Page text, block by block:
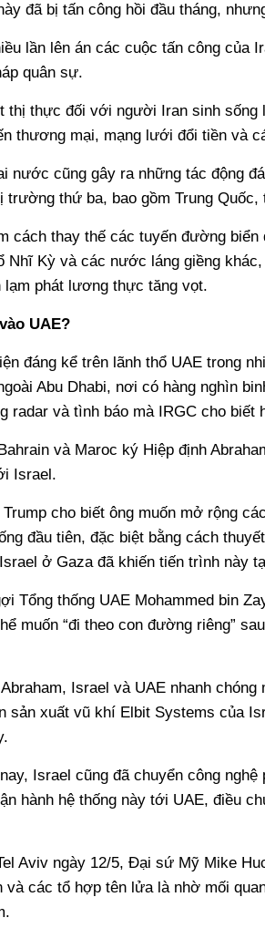
đã bị tấn công hồi đầu tháng,
lần lên án các cuộc tấn công của
quân sự.
thị thực đối với người Iran sinh
thương mại, mạng lưới đổi tiền và
nước cũng gây ra những tác động
thứ ba, bao gồm Trung Quốc,
cách thay thế các tuyến đường biển
Nhĩ Kỳ và các nước láng giềng
lạm phát lương thực tăng vọt.
UAE?
đáng kể trên lãnh thổ UAE trong
Abu Dhabi, nơi có hàng nghìn
radar và tình báo mà IRGC cho biết
và Maroc ký Hiệp định
Israel.
cho biết ông muốn mở rộng
đầu tiên, đặc biệt bằng cách
ở Gaza đã khiến tiến trình này
Tổng thống UAE Mohammed bin
muốn “đi theo con đường riêng”
Israel và UAE nhanh
sản xuất vũ khí Elbit Systems của
Israel cũng đã chuyển công
hành hệ thống này tới UAE, điều
Aviv ngày 12/5, Đại sứ Mỹ Mike
và các tổ hợp tên lửa là nhờ mối